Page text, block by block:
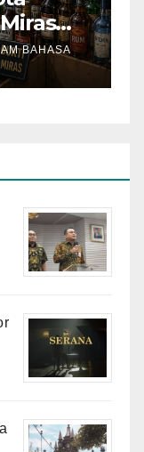
Benda
Final
REDAKSI